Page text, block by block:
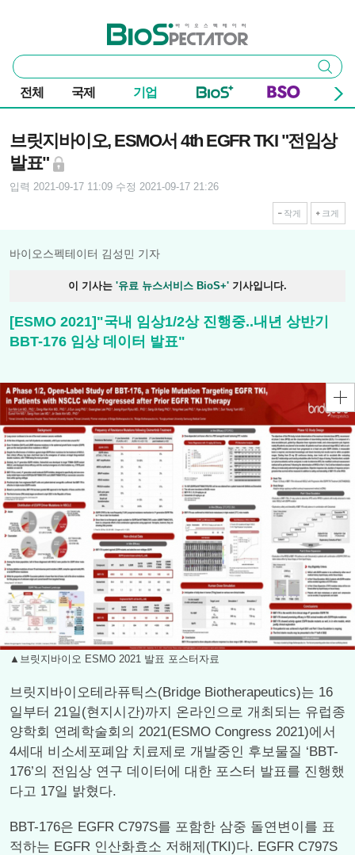
바이오스펙테이터
통
합
검
색
검색
전체 국제 기업
브릿지바이오, ESMO서 4th EGFR TKI "전임상
발표"
입력 2021-09-17 11:09 수정 2021-09-17 21:26
작게 크게
바이오스펙테이터 김성민 기자
이 기사는 '유료 뉴스서비스 BioS+' 기사입니다.
[ESMO 2021]"국내 임상1/2상 진행중..내년 상반기
BBT-176 임상 데이터 발표"
▲브릿지바이오 ESMO 2021 발표 포스터자료
브릿지바이오테라퓨틱스(Bridge Biotherapeutics)는 16
일부터 21일(현지시간)까지 온라인으로 개최되는 유럽종
양학회 연례학술회의 2021(ESMO Congress 2021)에서
4세대 비소세포폐암 치료제로 개발중인 후보물질 ‘BBT-
176’의 전임상 연구 데이터에 대한 포스터 발표를 진행했
다고 17일 밝혔다.
BBT-176은 EGFR C797S를 포함한 삼중 돌연변이를 표
적하는 EGFR 인산화효소 저해제(TKI)다. EGFR C797S